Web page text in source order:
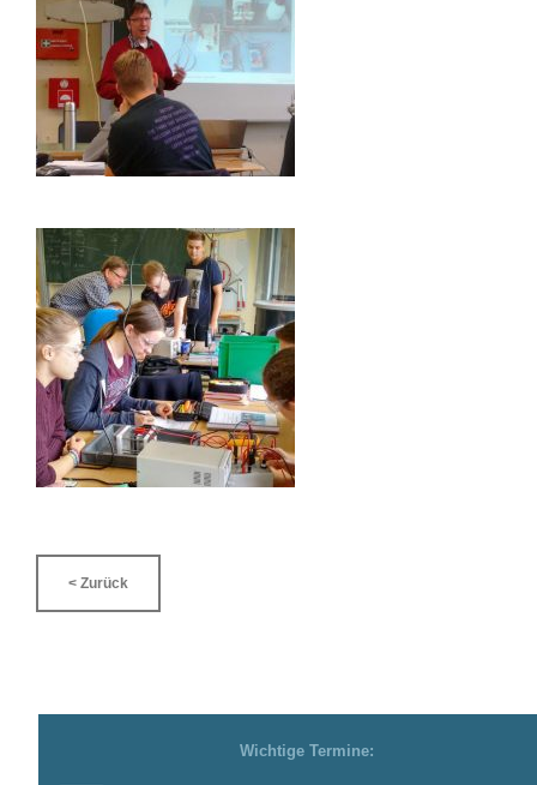
< Zurück
Wichtige Termine: